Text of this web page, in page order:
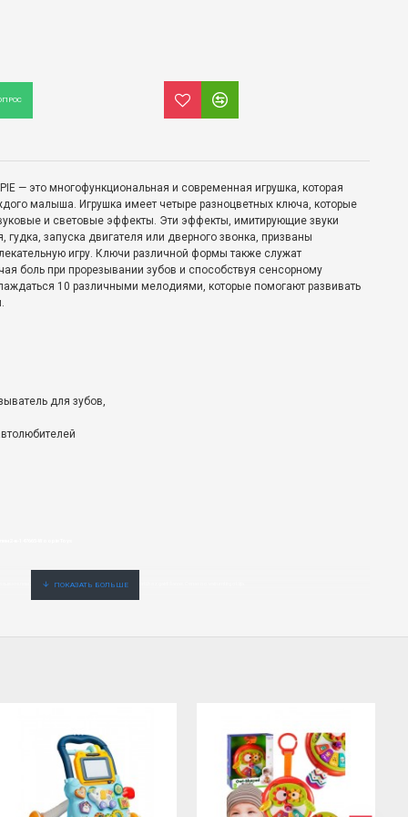
— это многофункциональная и современная игрушка, которая
малыша. Игрушка имеет четыре разноцветных ключа, которые
и световые эффекты. Эти эффекты, имитирующие звуки
запуска двигателя или дверного звонка, призваны
игру. Ключи различной формы также служат
боль при прорезывании зубов и способствуя сенсорному
10 различными мелодиями, которые помогают развивать
для зубов,
2-в-1 47665-5904326947665-par zemu cenu,ātri,ērti,bez gaidīšanas.Cenas no vairumtirgotāja.